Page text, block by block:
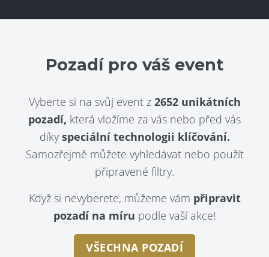
Pozadí pro váš event
Vyberte si na svůj event z 2652 unikátních
pozadí, která vložíme za vás nebo před vás
díky speciální technologii klíčování.
Samozřejmě můžete vyhledávat nebo použít
připravené filtry.
Když si nevyberete, můžeme vám připravit
pozadí na míru podle vaší akce!
VŠECHNA POZADÍ